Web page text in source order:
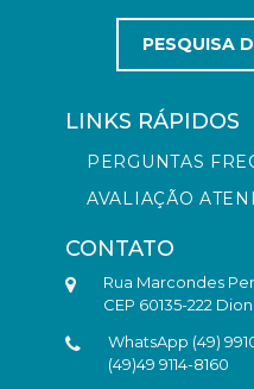
PESQUISA
LINKS RÁPIDOS
PERGUNTAS
AVALIAÇÃO
CONTATO
Rua Marcondes
CEP 60135-222
WhatsApp (49)
(49)49 9114-8160